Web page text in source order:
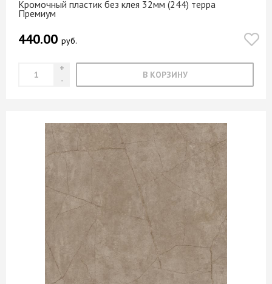
Кромочный пластик без клея 32мм (244) терра
Премиум
440.00 руб.
В КОРЗИНУ